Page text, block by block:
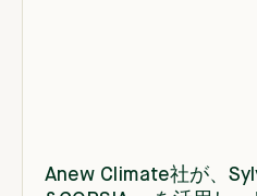
Anew Climate社が、